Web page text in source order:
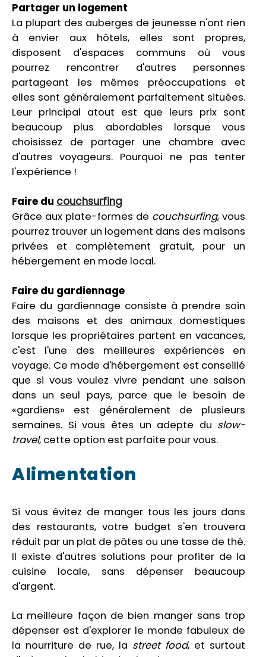
Partager un logement
La plupart des auberges de jeunesse n'ont rien
à envier aux hôtels, elles sont propres,
disposent d'espaces communs où vous
pourrez rencontrer d'autres personnes
partageant les mêmes préoccupations et
elles sont généralement parfaitement situées.
Leur principal atout est que leurs prix sont
beaucoup plus abordables lorsque vous
choisissez de partager une chambre avec
d'autres voyageurs. Pourquoi ne pas tenter
l'expérience !
Faire du couchsurfing
Grâce aux plate-formes de couchsurfing, vous
pourrez trouver un logement dans des maisons
privées et complètement gratuit, pour un
hébergement en mode local.
Faire du gardiennage
Faire du gardiennage consiste à prendre soin
des maisons et des animaux domestiques
lorsque les propriétaires partent en vacances,
c'est l'une des meilleures expériences en
voyage. Ce mode d'hébergement est conseillé
que si vous voulez vivre pendant une saison
dans un seul pays, parce que le besoin de
«gardiens» est généralement de plusieurs
semaines. Si vous êtes un adepte du slow-
travel, cette option est parfaite pour vous.
Alimentation
Si vous évitez de manger tous les jours dans
des restaurants, votre budget s'en trouvera
réduit par un plat de pâtes ou une tasse de thé.
Il existe d'autres solutions pour profiter de la
cuisine locale, sans dépenser beaucoup
d'argent.
La meilleure façon de bien manger sans trop
dépenser est d'explorer le monde fabuleux de
la nourriture de rue, la street food, et surtout